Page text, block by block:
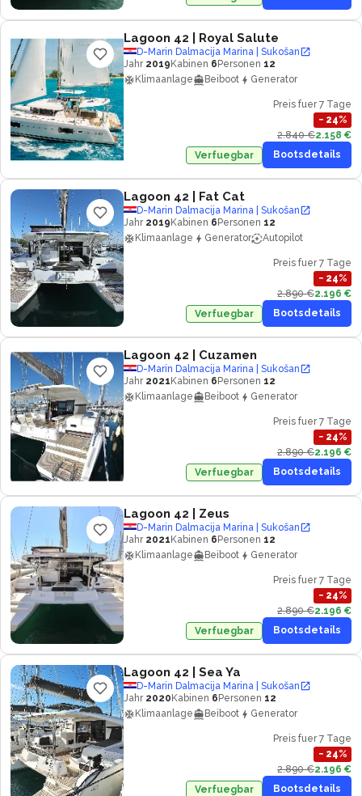
Lagoon 42 | Royal Salute
D-Marin Dalmacija Marina | Sukošan
Jahr 2019 Kabinen 6 Personen 12
Klimaanlage
Beiboot Generator
Preis fuer 7 Tage
− 24%
2.840 €2.158 €
Verfuegbar
Bootsdetails
Lagoon 42 | Fat Cat
D-Marin Dalmacija Marina | Sukošan
Jahr 2019 Kabinen 6 Personen 12
Klimaanlage
Generator Autopilot
Preis fuer 7 Tage
− 24%
2.890 €2.196 €
Verfuegbar
Bootsdetails
Lagoon 42 | Cuzamen
D-Marin Dalmacija Marina | Sukošan
Jahr 2021 Kabinen 6 Personen 12
Klimaanlage
Beiboot Generator
Preis fuer 7 Tage
− 24%
2.890 €2.196 €
Verfuegbar
Bootsdetails
Lagoon 42 | Zeus
D-Marin Dalmacija Marina | Sukošan
Jahr 2021 Kabinen 6 Personen 12
Klimaanlage
Beiboot Generator
Preis fuer 7 Tage
− 24%
2.890 €2.196 €
Verfuegbar
Bootsdetails
Lagoon 42 | Sea Ya
D-Marin Dalmacija Marina | Sukošan
Jahr 2020 Kabinen 6 Personen 12
Klimaanlage
Beiboot Generator
Preis fuer 7 Tage
− 24%
2.890 €2.196 €
Verfuegbar
Bootsdetails